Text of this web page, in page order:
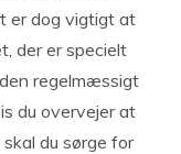
er dog vigtigt at
der er specielt
regelmæssigt
du overvejer at
du sørge for